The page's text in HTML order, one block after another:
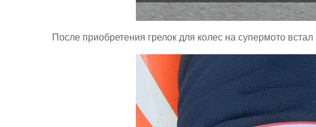
После приобретения грелок для колес на супермото